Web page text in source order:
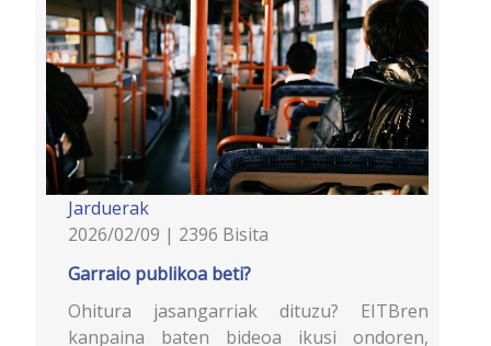
Jarduerak
2026/02/09 | 2396 Bisita
Garraio publikoa beti?
Ohitura jasangarriak dituzu? EITBren
kanpaina baten bideoa ikusi ondoren,